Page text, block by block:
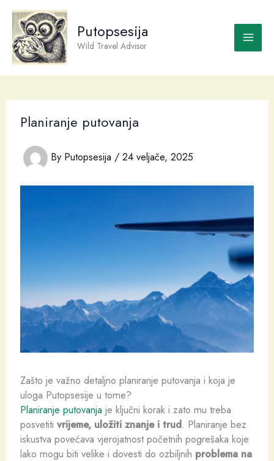
Skip
content
Putopsesija
Wild Travel Advisor
Planiranje putovanja
By Putopsesija / 24 veljače, 2025
Zašto je važno detaljno planiranje putovanja i koja je
uloga Putopsesije u tome?
Planiranje putovanja je ključni korak i zato mu treba
posvetiti vrijeme, uložiti znanje i trud. Planiranje bez
iskustva povećava vjerojatnost početnih pogrešaka koje
lako mogu biti velike i dovesti do ozbiljnih problema na